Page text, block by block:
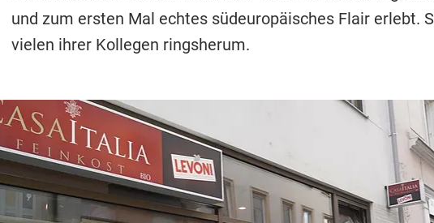
und zum ersten Mal echtes südeuropäisches Flair erlebt.
vielen ihrer Kollegen ringsherum.